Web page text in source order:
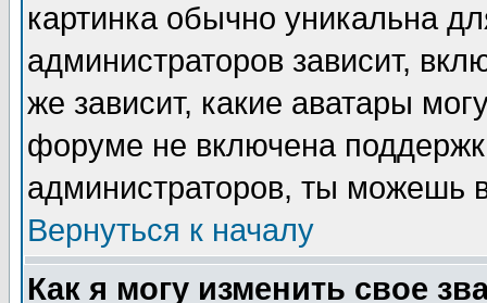
картинка обычно уникальна
администраторов зависит,
же зависит, какие аватары
форуме не включена
администраторов, ты можешь
Вернуться к началу
Как я могу изменить свое